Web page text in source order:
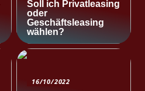
Soll ich Privatleasing
oder
Geschäftsleasing
wählen?
16/10/2022